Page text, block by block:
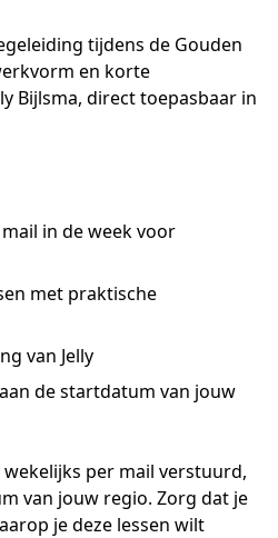
tijdens de Gouden
en korte
Bijlsma, direct toepasbaar in
in de week voor
met praktische
van Jelly
de startdatum van jouw
per mail verstuurd,
van jouw regio. Zorg dat je
je deze lessen wilt